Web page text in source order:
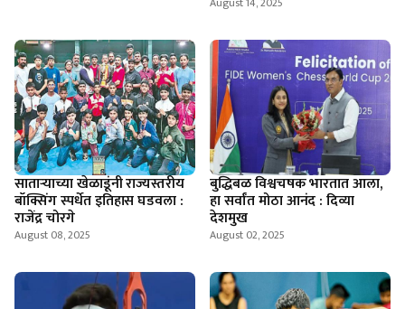
सातार्‍याच्या खेळाडूंनी राज्यस्तरीय
बॉक्सिंग स्पर्धेत इतिहास घडवला :
राजेंद्र चोरगे
August 08, 2025
बुद्धिबळ विश्वचषक भारतात आला,
हा सर्वांत मोठा आनंद : दिव्या
देशमुख
August 02, 2025